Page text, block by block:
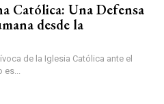
Católica: Una Defensa
desde la
de la Iglesia Católica ante el
aborto es...